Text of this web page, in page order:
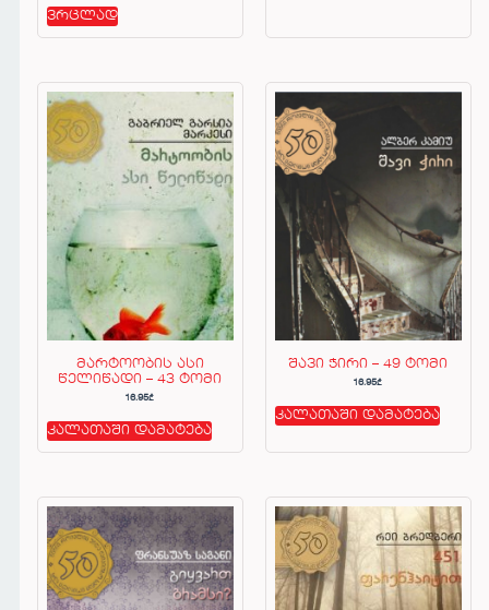
ვრცლად
მარტოობის ასი
წელიწადი – 43 ტომი
16.95₾
კალათაში დამატება
შავი ჭირი – 49 ტომი
16.95₾
კალათაში დამატება